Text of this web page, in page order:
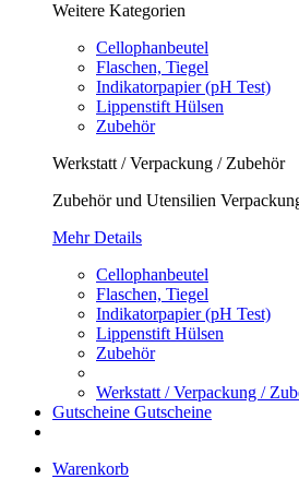
Weitere Kategorien
Cellophanbeutel
Flaschen, Tiegel
Indikatorpapier (pH Test)
Lippenstift Hülsen
Zubehör
Werkstatt / Verpackung / Zubehör
Zubehör und Utensilien
Mehr Details
Cellophanbeutel
Flaschen, Tiegel
Indikatorpapier (pH Test)
Lippenstift Hülsen
Zubehör
Werkstatt / Verpackung /
Gutscheine Gutscheine
Warenkorb